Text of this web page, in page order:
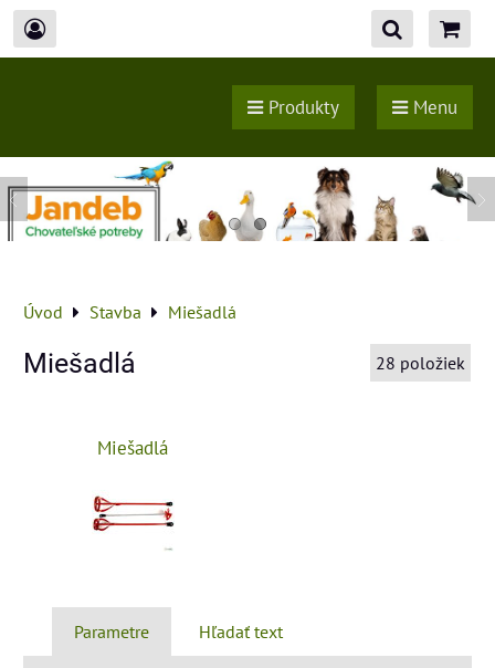
Produkty Menu
Úvod Stavba Miešadlá
Miešadlá 28 položiek
Miešadlá
Parametre Hľadať text